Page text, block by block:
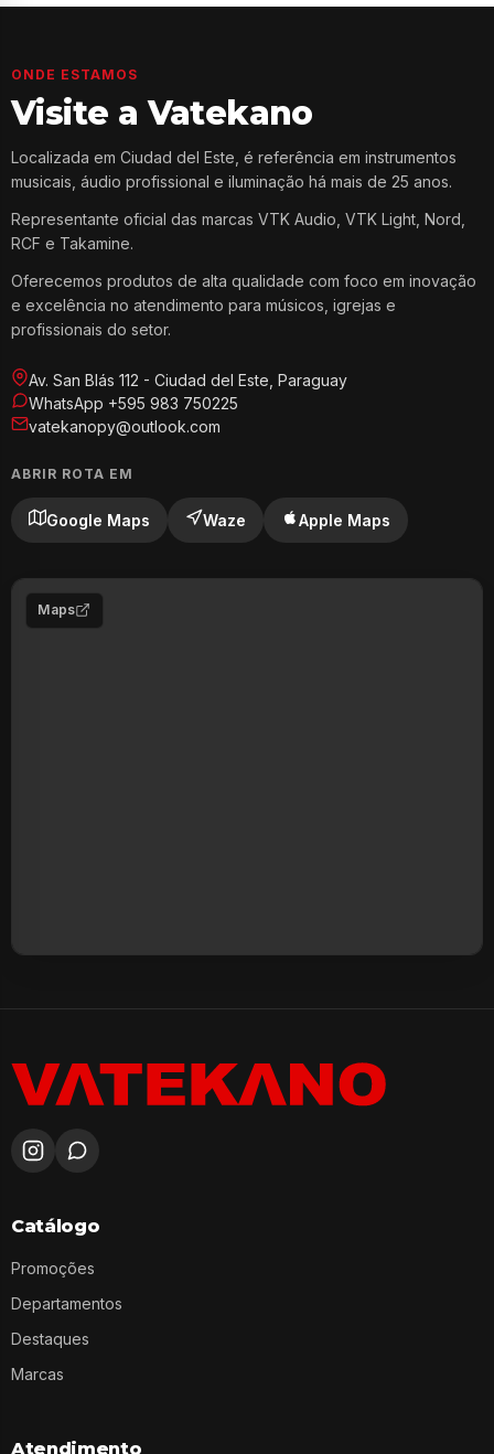
ONDE ESTAMOS
Visite a Vatekano
Localizada em Ciudad del Este, é referência em instrumentos
musicais, áudio profissional e iluminação há mais de 25 anos.
Representante oficial das marcas VTK Audio, VTK Light, Nord,
RCF e Takamine.
Oferecemos produtos de alta qualidade com foco em inovação
e excelência no atendimento para músicos, igrejas e
profissionais do setor.
Av. San Blás 112 - Ciudad del Este, Paraguay
WhatsApp +595 983 750225
vatekanopy@outlook.com
ABRIR ROTA EM
Google Maps Waze Apple Maps
Maps
Catálogo
Promoções
Departamentos
Destaques
Marcas
Atendimento